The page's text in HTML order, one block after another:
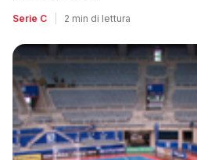
Serie C 2 min di lettura